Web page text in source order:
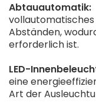
Abtauautomatik:
Abständen,
erforderlich ist.
LED-
eine
Art der